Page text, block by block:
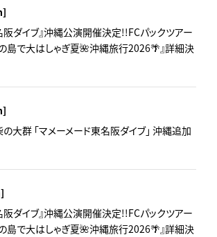
阪ダイブ』沖縄公演開催決定!!FCパックツアー
島で大はしゃぎ夏🌺沖縄旅行2026🌴』詳細決
大群 「マメーメード東名阪ダイブ」 沖縄追加
阪ダイブ』沖縄公演開催決定!!FCパックツアー
島で大はしゃぎ夏🌺沖縄旅行2026🌴』詳細決